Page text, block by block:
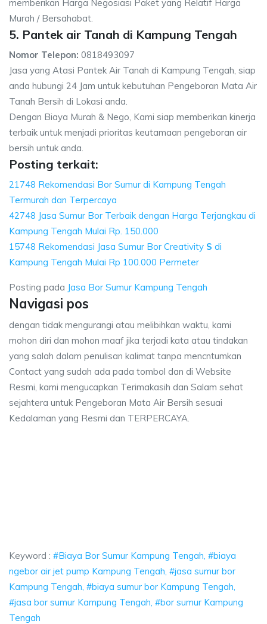
memberikan Harga Negosiasi Paket yang Relatif Harga
Murah / Bersahabat.
5. Pantek air Tanah di Kampung Tengah
Nomor Telepon: 0818493097
Jasa yang Atasi Pantek Air Tanah di Kampung Tengah, siap
anda hubungi 24 Jam untuk kebutuhan Pengeboran Mata Air
Tanah Bersih di Lokasi anda.
Dengan Biaya Murah & Nego, Kami siap memberikan kinerja
terbaik untuk menjadi prioritas keutamaan pengeboran air
bersih untuk anda.
Posting terkait:
21748 Rekomendasi Bor Sumur di Kampung Tengah
Termurah dan Terpercaya
42748 Jasa Sumur Bor Terbaik dengan Harga Terjangkau di
Kampung Tengah Mulai Rp. 150.000
15748 Rekomendasi Jasa Sumur Bor Creativity S di
Kampung Tengah Mulai Rp 100.000 Permeter
Posting pada Jasa Bor Sumur Kampung Tengah
Navigasi pos
dengan tidak mengurangi atau melibihkan waktu, kami
mohon diri dan mohon maaf jika terjadi kata atau tindakan
yang salah dalam penulisan kalimat tanpa mencntumkan
Contact yang sudah ada pada tombol dan di Website
Resmi, kami mengucapkan Terimakasih dan Salam sehat
sejahtera untuk Pengeboran Mata Air Bersih sesuai
Kedalaman yang Resmi dan TERPERCAYA.
Keyword : #Biaya Bor Sumur Kampung Tengah, #biaya
ngebor air jet pump Kampung Tengah, #jasa sumur bor
Kampung Tengah, #biaya sumur bor Kampung Tengah,
#jasa bor sumur Kampung Tengah, #bor sumur Kampung
Tengah